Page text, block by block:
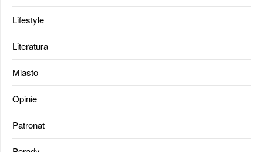
Lifestyle
Literatura
Miasto
Opinie
Patronat